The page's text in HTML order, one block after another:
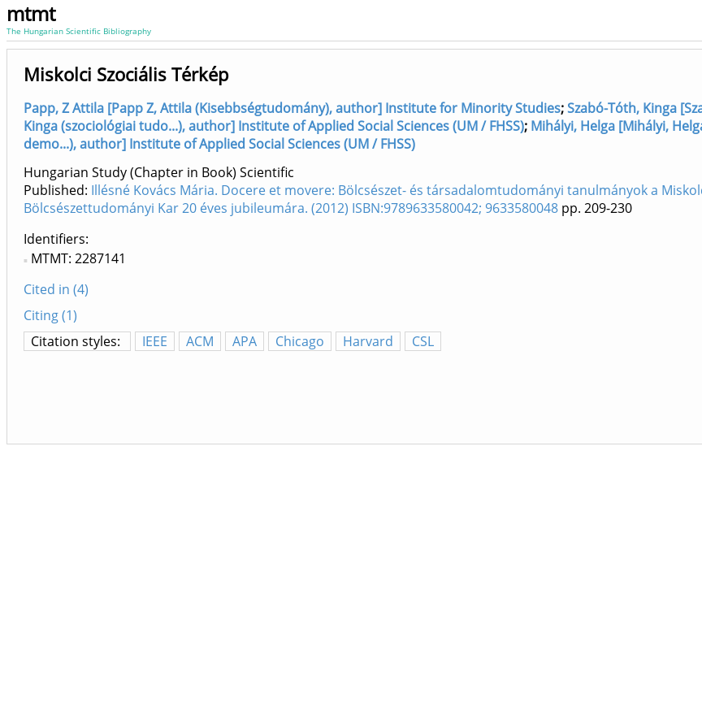
mtmt
The Hungarian Scientific Bibliography
Miskolci Szociális Térkép
Papp, Z Attila [Papp Z, Attila (Kisebbségtudomány), author] Institute for Minority Studies;Szabó-Tóth, Kinga
Kinga (szociológiai tudo...), author] Institute of Applied Social Sciences (UM / FHSS); Mihályi, Helga [Mihályi,
demo...), author] Institute of Applied Social Sciences (UM / FHSS)
Hungarian Study (Chapter in Book) Scientific
Published: Illésné Kovács Mária. Docere et movere: Bölcsészet- és társadalomtudományi tanulmányok a
Bölcsészettudományi Kar 20 éves jubileumára. (2012) ISBN:9789633580042; 9633580048 pp. 209-230
Identifiers
MTMT: 2287141
Cited in (4)
Citing (1)
Citation styles:
IEEE ACM APA Chicago Harvard CSL